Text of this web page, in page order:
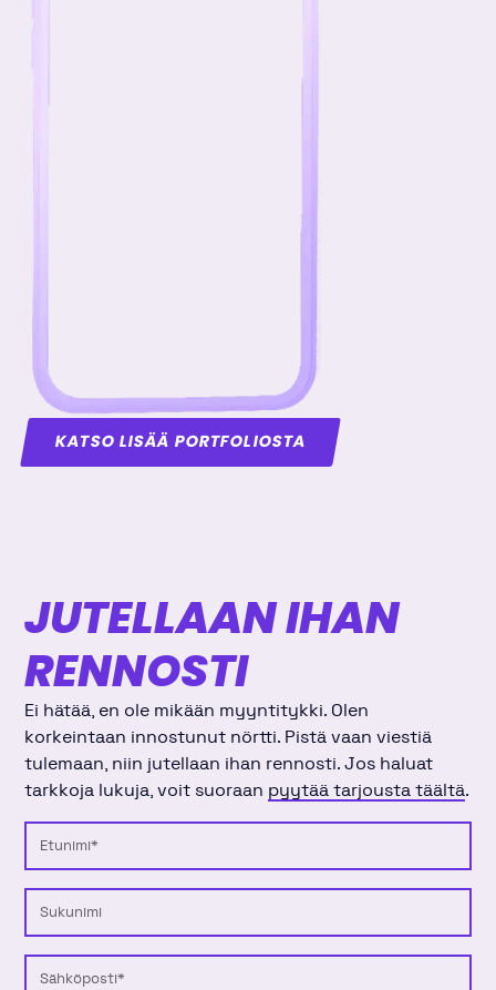
KATSO LISÄÄ PORTFOLIOSTA
JUTELLAAN IHAN
RENNOSTI
Ei hätää, en ole mikään myyntitykki. Olen
korkeintaan innostunut nörtti. Pistä vaan viestiä
tulemaan, niin jutellaan ihan rennosti. Jos haluat
tarkkoja lukuja, voit suoraan pyytää tarjousta täältä.